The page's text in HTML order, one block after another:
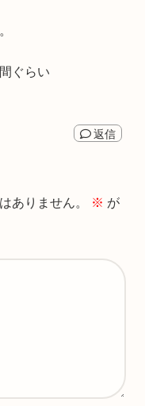
ぐらい
返信
ありません。 ※ が